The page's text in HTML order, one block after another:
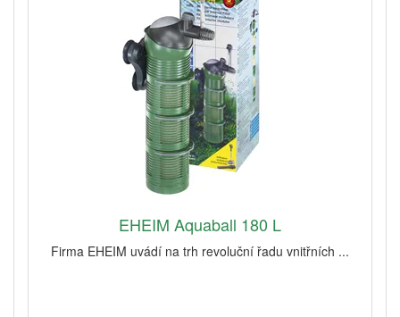
EHEIM Aquaball 180 L
Firma EHEIM uvádí na trh revoluční řadu vnitřních ...